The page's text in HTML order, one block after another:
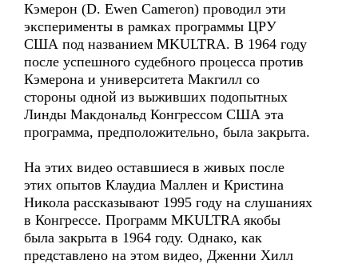
Кэмерон (D. Ewen Cameron) проводил эти
эксперименты в рамках программы ЦРУ
США под названием MKULTRA. В 1964 году
после успешного судебного процесса против
Кэмерона и университета Макгилл со
стороны одной из выживших подопытных
Линды Макдональд Конгрессом США эта
программа, предположительно, была закрыта.
На этих видео оставшиеся в живых после
этих опытов Клаудиа Маллен и Кристина
Никола рассказывают 1995 году на слушаниях
в Конгрессе. Программ MKULTRA якобы
была закрыта в 1964 году. Однако, как
представлено на этом видео, Дженни Хилл